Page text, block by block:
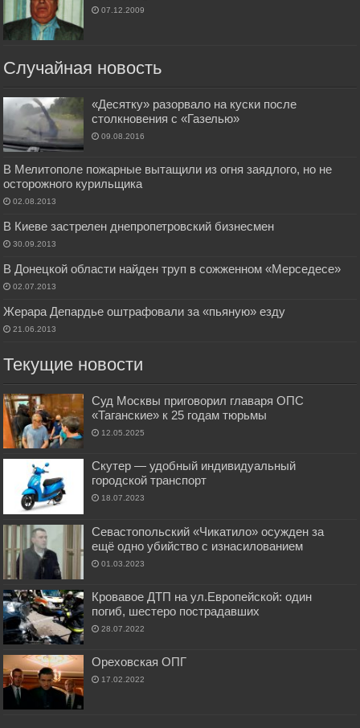
07.12.2009
Случайная новость
«Десятку» разорвало на куски после
столкновения с «Газелью»
09.08.2016
В Мелитополе пожарные вытащили из огня заядлого, но не
осторожного курильщика
02.08.2013
В Киеве застрелен днепропетровский бизнесмен
30.09.2013
В Донецкой области найден труп в сожженном «Мерседесе»
02.07.2013
Жерара Депардье оштрафовали за «пьяную» езду
21.06.2013
Текущие новости
Суд Москвы приговорил главаря ОПС
«Таганские» к 25 годам тюрьмы
12.05.2025
Скутер — удобный индивидуальный
городской транспорт
18.07.2023
Севастопольский «Чикатило» осужден за
ещё одно убийство с изнасилованием
01.03.2023
Кровавое ДТП на ул.Европейской: один
погиб, шестеро пострадавших
28.07.2022
Ореховская ОПГ
17.02.2022